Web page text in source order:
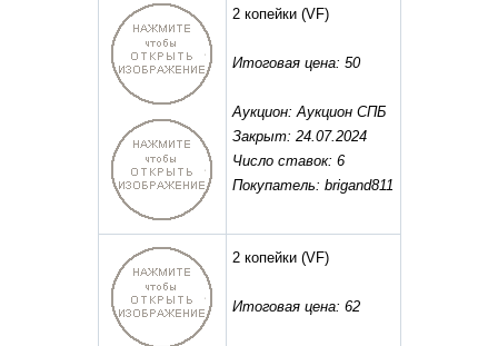
2 копейки (VF)
Итоговая цена: 50
Аукцион: Аукцион СПБ
Закрыт: 24.07.2024
Число ставок: 6
Покупатель: brigand811
2 копейки (VF)
Итоговая цена: 62